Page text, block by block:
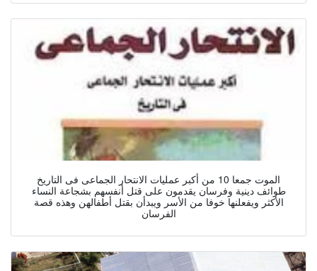
الموت جمعا 10 من أكبر عمليات الانتحار الجماعى فى التاريخ
طوائف دينية وفرسان يقدمون على قتل أنفسهم بشجاعة النساء
الأكثر ويفعلنها خوفا من الأسر ويبدأن بقتل أطفالهن وهذه قصة
الفرسان